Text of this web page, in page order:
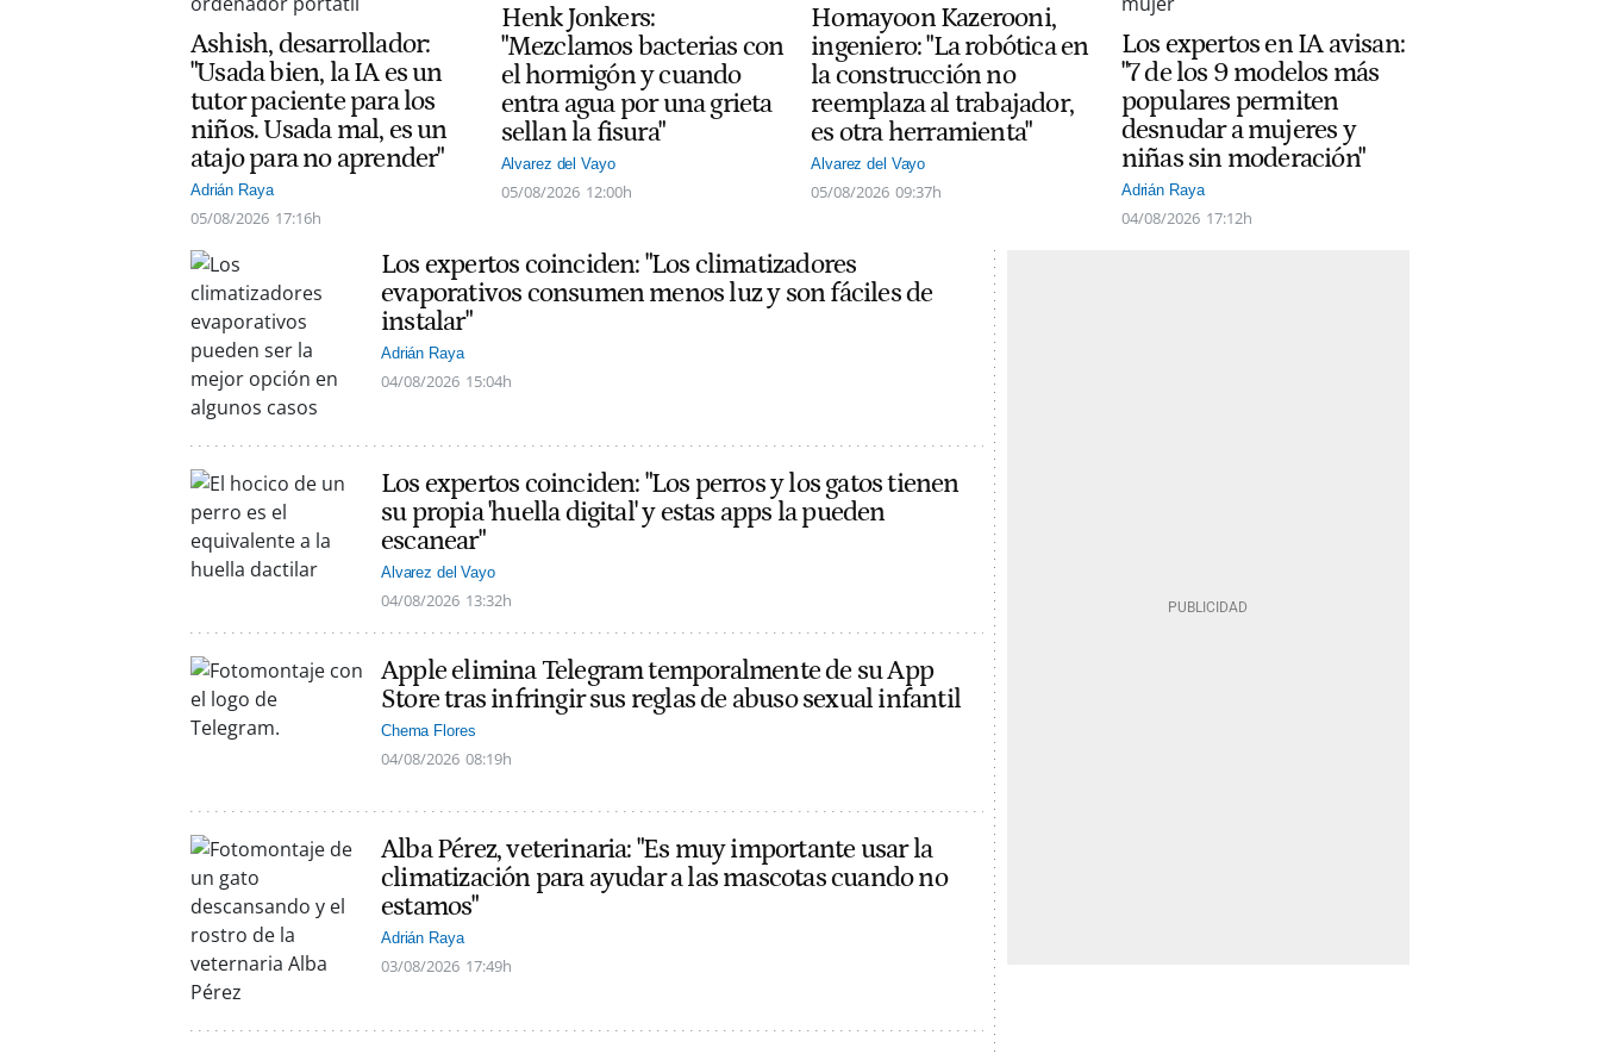
Ashish, desarrollador:
"Usada bien, la IA es un
tutor paciente para los
niños. Usada mal, es un
atajo para no aprender"
Adrián Raya
05/08/2026 17:16h
Henk Jonkers:
"Mezclamos bacterias con
el hormigón y cuando
entra agua por una grieta
sellan la fisura"
Alvarez del Vayo
05/08/2026 12:00h
Homayoon Kazerooni,
ingeniero: "La robótica en
la construcción no
reemplaza al trabajador,
es otra herramienta"
Alvarez del Vayo
05/08/2026 09:37h
Los expertos en IA avisan:
"7 de los 9 modelos más
populares permiten
desnudar a mujeres y
niñas sin moderación"
Adrián Raya
04/08/2026 17:12h
Los expertos coinciden: "Los climatizadores
evaporativos consumen menos luz y son fáciles de
instalar"
Adrián Raya
04/08/2026 15:04h
Los expertos coinciden: "Los perros y los gatos tienen
su propia 'huella digital' y estas apps la pueden
escanear"
Alvarez del Vayo
04/08/2026 13:32h
Apple elimina Telegram temporalmente de su App
Store tras infringir sus reglas de abuso sexual infantil
Chema Flores
04/08/2026 08:19h
Alba Pérez, veterinaria: "Es muy importante usar la
climatización para ayudar a las mascotas cuando no
estamos"
Adrián Raya
03/08/2026 17:49h